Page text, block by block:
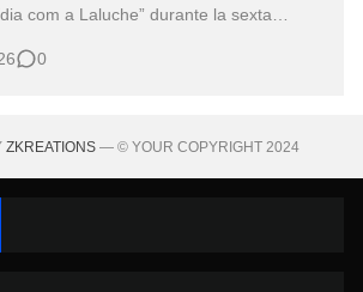
com a Laluche” durante la sexta
importantes de Brasil. En medio del
0
ZKREATIONS— © YOUR COPYRIGHT 2024